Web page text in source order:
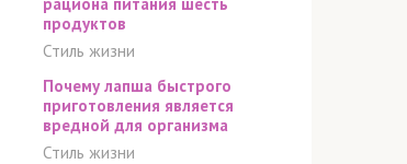
продуктов
Стиль жизни
Почему лапша быстрого
приготовления является
вредной для организма
Стиль жизни